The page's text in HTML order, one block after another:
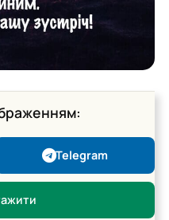
Telegram